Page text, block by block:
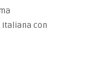
con